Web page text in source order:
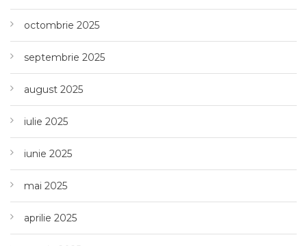
octombrie 2025
septembrie 2025
august 2025
iulie 2025
iunie 2025
mai 2025
aprilie 2025